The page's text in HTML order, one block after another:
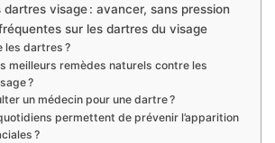
dartres visage : avancer, sans pression
sur les dartres du visage
les dartres ?
meilleurs remèdes naturels contre les
?
un médecin pour une dartre ?
permettent de prévenir l’apparition
?